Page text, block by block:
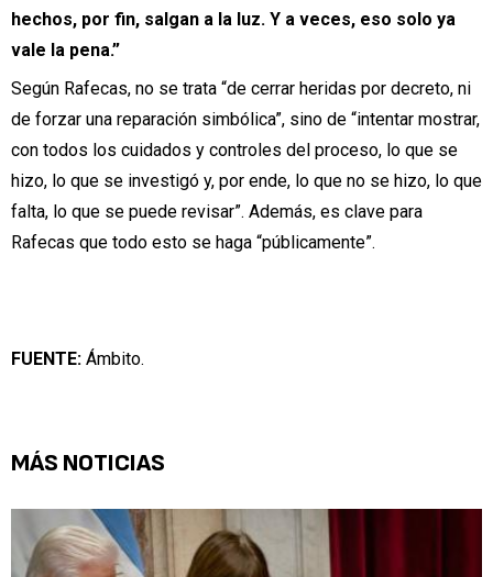
hechos, por fin, salgan a la luz. Y a veces, eso solo ya
vale la pena.”
Según Rafecas, no se trata “de cerrar heridas por decreto, ni
de forzar una reparación simbólica”, sino de “intentar mostrar,
con todos los cuidados y controles del proceso, lo que se
hizo, lo que se investigó y, por ende, lo que no se hizo, lo que
falta, lo que se puede revisar”. Además, es clave para
Rafecas que todo esto se haga “públicamente”.
FUENTE: Ámbito.
MÁS NOTICIAS